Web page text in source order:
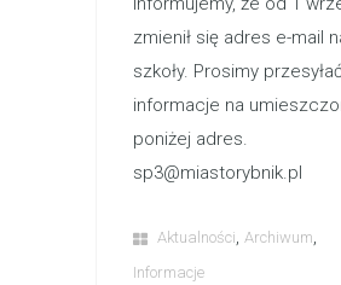
zmienił się adres e-mail
szkoły. Prosimy przesyłać
informacje na
poniżej adres.
sp3@miastorybnik.pl
Aktualności Archiwum
Informacje